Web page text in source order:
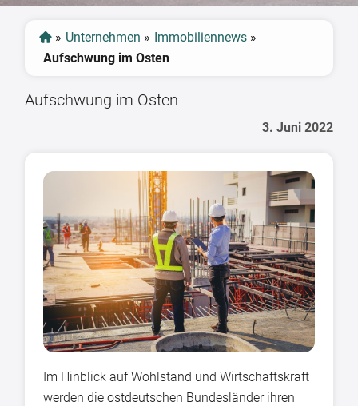
» Unternehmen » Immobiliennews »
Aufschwung im Osten
Aufschwung im Osten
3. Juni 2022
Im Hinblick auf Wohlstand und Wirtschaftskraft
werden die ostdeutschen Bundesländer ihren